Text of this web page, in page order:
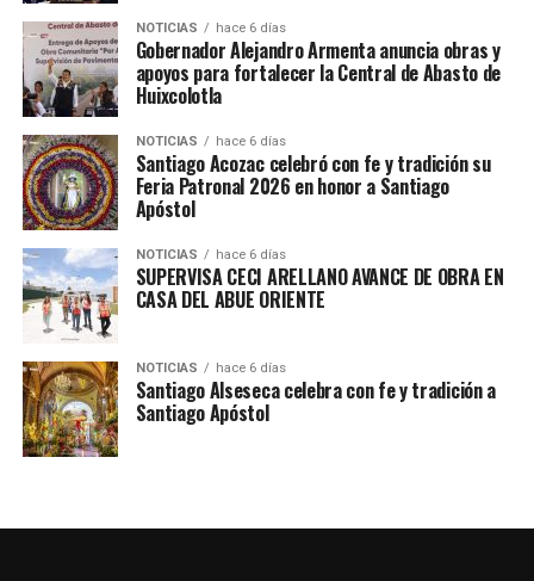
TEMAS RELACIONADOS SICOMACATZINGO
SIGUE CON
Estás son las grandes obras de transformación para
ACATZINGO
NO TE PIERDAS
Así amaneció el campo este 16 de enero de 2026
NOTICIAS hace 6 días
Gobernador Alejandro Armenta anuncia obras y
apoyos para fortalecer la Central de Abasto de
Huixcolotla
NOTICIAS hace 6 días
Santiago Acozac celebró con fe y tradición su
Feria Patronal 2026 en honor a Santiago
Apóstol
NOTICIAS hace 6 días
SUPERVISA CECI ARELLANO AVANCE DE OBRA EN
CASA DEL ABUE ORIENTE
NOTICIAS hace 6 días
Santiago Alseseca celebra con fe y tradición a
Santiago Apóstol